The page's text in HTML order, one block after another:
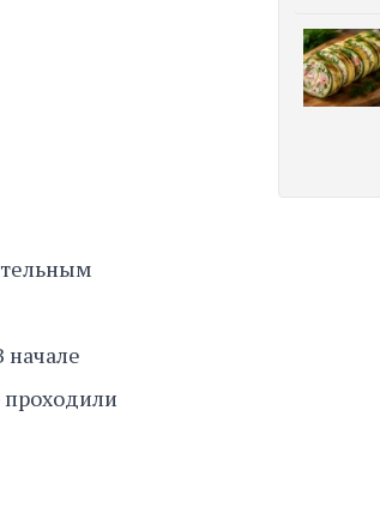
проходили